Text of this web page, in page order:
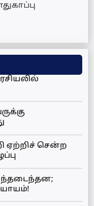
ஏற்றிச் சென்ற
வந்தடைந்தன;